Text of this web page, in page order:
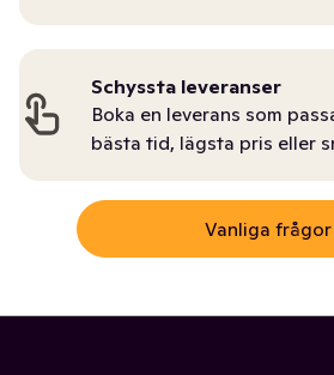
Schyssta leveranser
Boka en leverans som
bästa tid, lägsta pris eller
Vanliga frågor